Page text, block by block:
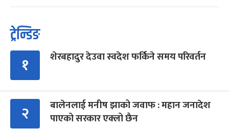
ट्रेन्डिङ
१ शेरबहादुर देउवा स्वदेश फर्किने समय परिवर्तन
२
बालेनलाई मनीष झाको जवाफ : महान जनादेश
पाएको सरकार एक्लो छैन